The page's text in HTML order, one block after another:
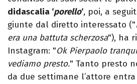
didascalia ‘porello‘, poi, a
giunte dal diretto interessato ("
era una battuta scherzosa"), ha
Instagram: "Ok Pierpaolo
vediamo presto." Tanto presto
da due settimane l’attore